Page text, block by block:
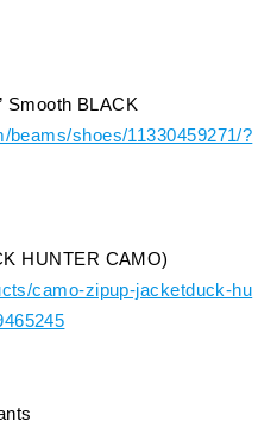
Smooth BLACK
shoes/11330459271/?
HUNTER CAMO)
camo-zipup-jacketduck-hu